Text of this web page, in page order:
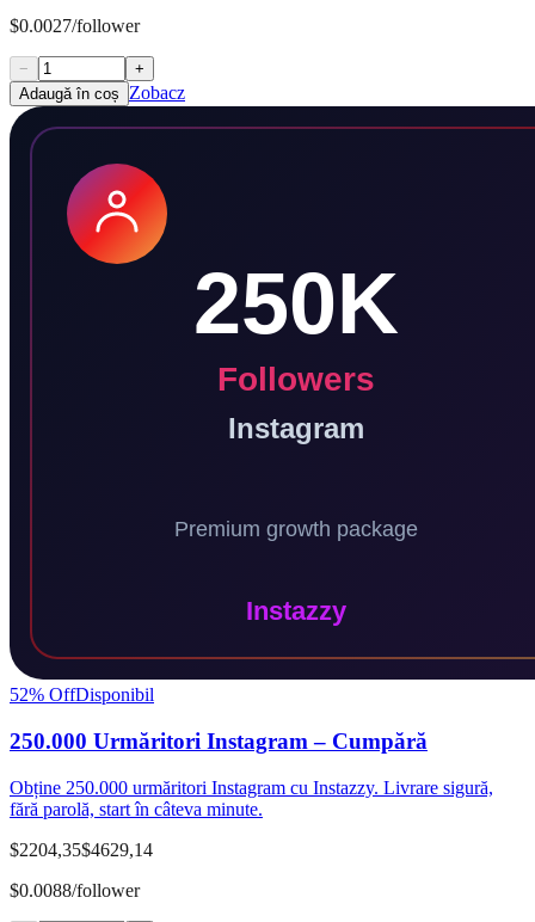
$0.0027/follower
−
+
Adaugă în coș
Zobacz
52% OffDisponibil
250.000 Urmăritori Instagram – Cumpără
Obține 250.000 urmăritori Instagram cu Instazzy. Livrare sigură,
fără parolă, start în câteva minute.
$2204,35$4629,14
$0.0088/follower